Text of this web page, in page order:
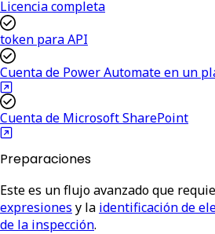
Licencia completa
token para API
Cuenta de Power Automate en un
Cuenta de Microsoft SharePoint
Preparaciones
Este es un flujo avanzado que
expresiones y la identificación de
de la inspección.